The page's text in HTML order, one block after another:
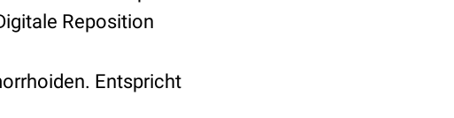
Reposition
Entspricht